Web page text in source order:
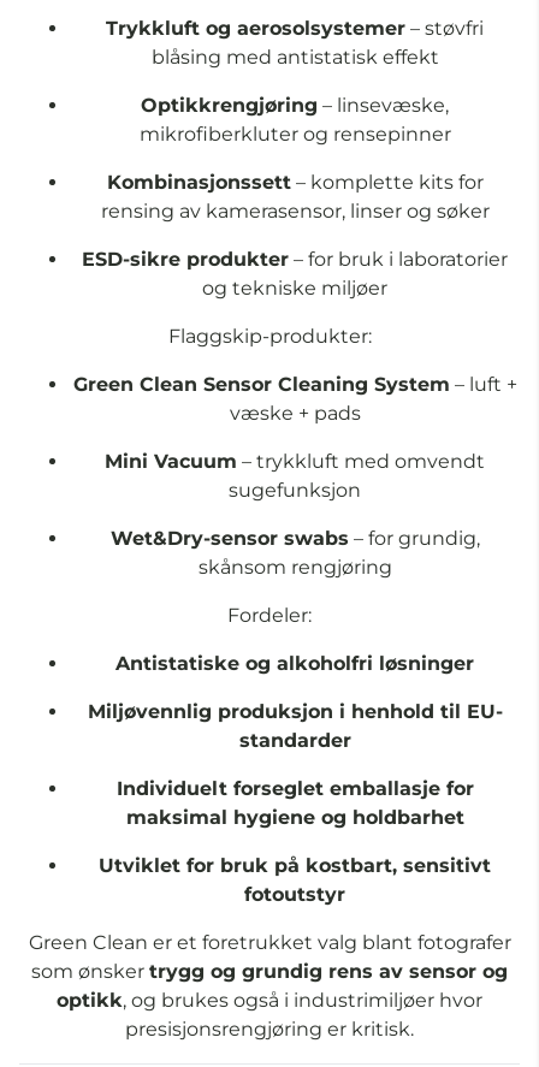
Trykkluft og aerosolsystemer – støvfri
blåsing med antistatisk effekt
Optikkrengjøring – linsevæske,
mikrofiberkluter og rensepinner
Kombinasjonssett– komplette kits for
rensing av kamerasensor, linser og søker
ESD-sikre produkter – for bruk i laboratorier
og tekniske miljøer
Flaggskip-produkter:
Green Clean Sensor Cleaning System – luft +
væske + pads
Mini Vacuum – trykkluft med omvendt
sugefunksjon
Wet&Dry-sensor swabs – for grundig,
skånsom rengjøring
Fordeler:
Antistatiske og alkoholfri løsninger
Miljøvennlig produksjon i henhold til EU-
standarder
Individuelt forseglet emballasje for
maksimal hygiene og holdbarhet
Utviklet for bruk på kostbart, sensitivt
fotoutstyr
Green Clean er et foretrukket valg blant fotografer
som ønsker trygg og grundig rens av sensor og
optikk, og brukes også i industrimiljøer hvor
presisjonsrengjøring er kritisk.